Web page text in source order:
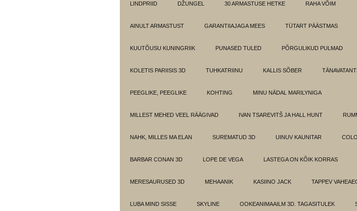
LINDPRIID DŽUNGEL 30 ARMASTUSE HETKE RAHA VÕIM
AINULT ARMASTUST GARANTIIAJAGA MEES TÜTART PÄÄSTMAS
KUUTÕUSU KUNINGRIIK PUNASED TULED PÕRGULIKUD PULMAD
KOLETIS PARIISIS 3D TUHKATRIINU KALLIS SÕBER
PEEGLIKE, PEEGLIKE KOHTING MINU NÄDAL MARILYNIGA
MILLEST MEHED VEEL RÄÄGIVAD IVAN TSAREVITŠ JA HALL HUNT
NAHK, MILLES MA ELAN SUREMATUD 3D UINUV KAUNITAR
BARBAR CONAN 3D LOPE DE VEGA LASTEGA ON KÕIK KORRAS
MERESAURUSED 3D MEHAANIK KASIINO JACK TAPPEV
LUBA MIND SISSE SKYLINE OOKEANIMAAILM 3D. TAGASITULEK